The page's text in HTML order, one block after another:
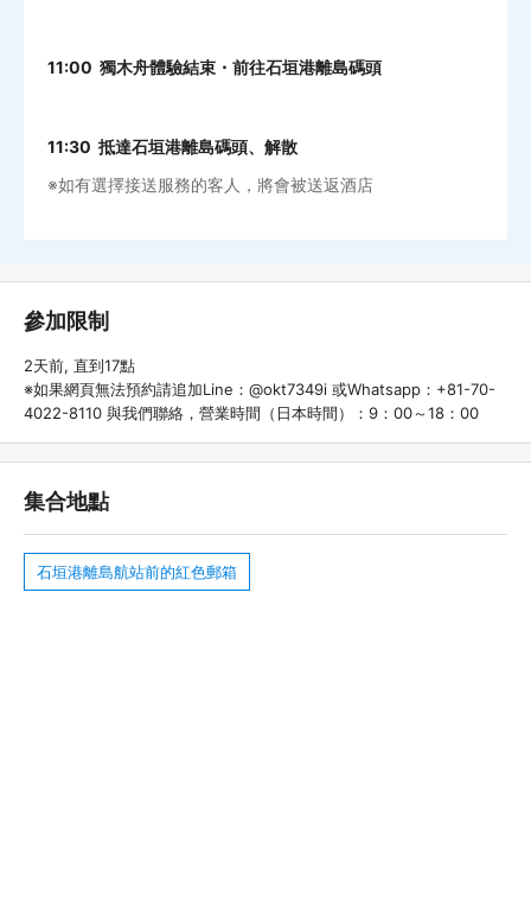
11:00 獨木舟體驗結束・前往石垣港離島碼頭
11:30 抵達石垣港離島碼頭、解散
※如有選擇接送服務的客人，將會被送返酒店
參加限制
2天前, 直到17點
※如果網頁無法預約請追加Line：@okt7349i 或Whatsapp：+81-70-
4022-8110 與我們聯絡，營業時間（日本時間）：9：00～18：00
集合地點
石垣港離島航站前的紅色郵箱